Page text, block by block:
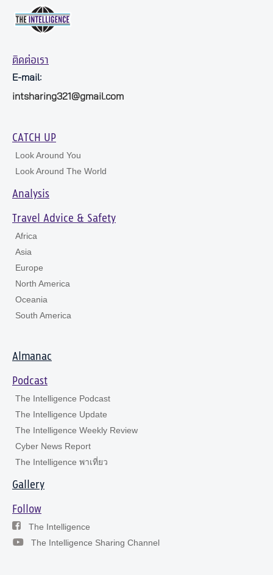
ติดต่อเรา
E-mail:
intsharing321@gmail.com
CATCH UP
Look Around You
Look Around The World
Analysis
Travel Advice & Safety
Africa
Asia
Europe
North America
Oceania
South America
Almanac
Podcast
The Intelligence Podcast
The Intelligence Update
The Intelligence Weekly Review
Cyber News Report
The Intelligence พาเที่ยว
Gallery
Follow
The Intelligence
The Intelligence Sharing Channel